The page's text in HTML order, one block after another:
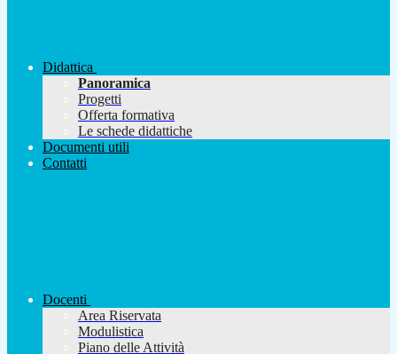
Didattica
Panoramica
Progetti
Offerta formativa
Le schede didattiche
Documenti utili
Contatti
Docenti
Area Riservata
Modulistica
Piano delle Attività